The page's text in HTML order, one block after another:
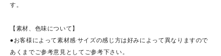
す。
【素材、色味について】
●お客様によって素材感·サイズの感じ方は好みによって異なりますので
あくまでご参考意見としてご参考下さい。